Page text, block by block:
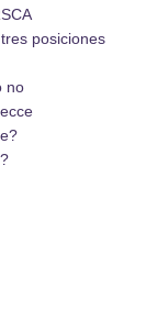
posiciones
no